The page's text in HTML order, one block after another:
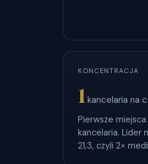
KONCENTRACJA
1kancelaria na
Pierwsze
kancelaria. Lider
21,3, czyli 2×